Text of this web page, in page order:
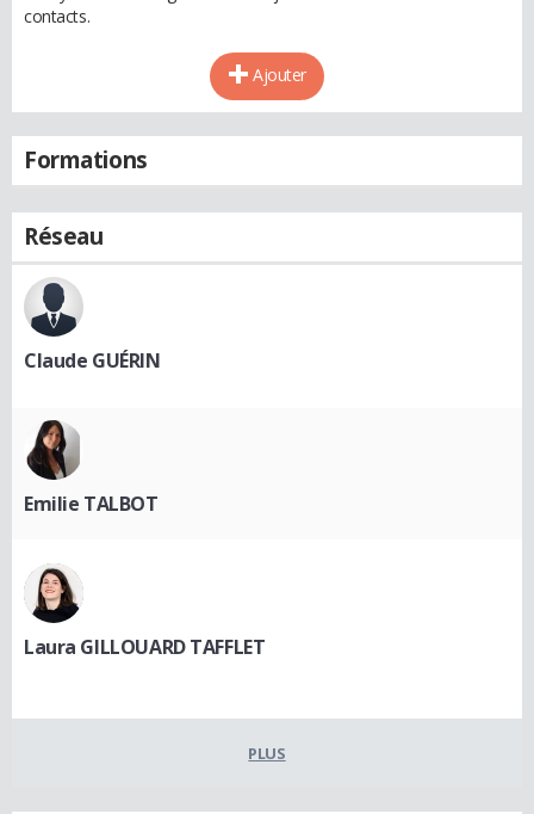
contacts.
Ajouter
Formations
Réseau
Claude GUÉRIN
Emilie TALBOT
Laura GILLOUARD TAFFLET
PLUS